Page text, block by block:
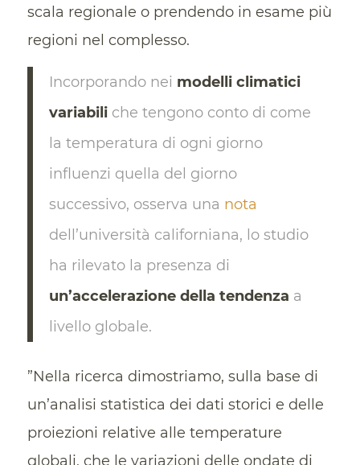
scala regionale o prendendo in esame più
regioni nel complesso.
Incorporando nei modelli climatici
variabiliche tengono conto di come
la temperatura di ogni giorno
influenzi quella del giorno
successivo, osserva una nota
dell’università californiana, lo studio
ha rilevato la presenza di
un’accelerazione della tendenza a
livello globale.
”Nella ricerca dimostriamo, sulla base di
un’analisi statistica dei dati storici e delle
proiezioni relative alle temperature
globali, che le variazioni delle ondate di